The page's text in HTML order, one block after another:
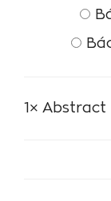
1× Abstract